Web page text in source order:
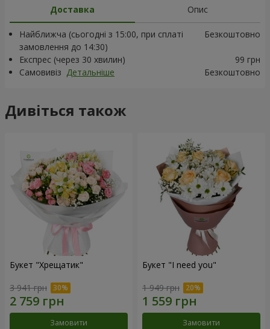
Доставка
Опис
Найближча (сьогодні з 15:00, при сплаті
замовлення до 14:30)
Безкоштовно
Експрес (через 30 хвилин)
99 грн
Самовивіз Детальніше Безкоштовно
Дивіться також
Букет "Хрещатик"
3 941 грн
Замовити
Букет "I need you"
1 949 грн
Замовити